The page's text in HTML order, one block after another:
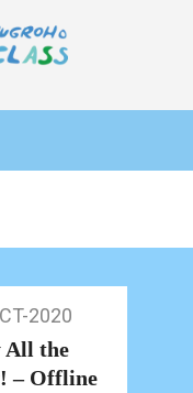
2020
All the
– Offline